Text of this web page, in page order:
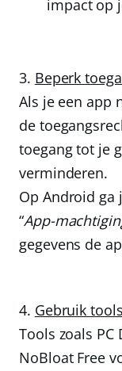
impact op
Beperk
Als je een app
de
toegang tot je
verminderen.
Op Android ga
“App-
gegevens de
Gebruik
Tools zoals
NoBloat Free